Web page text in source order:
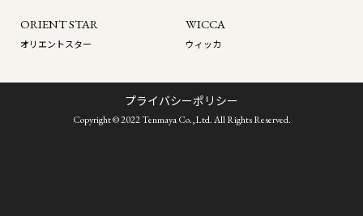
ORIENT STAR
オリエントスター
WICCA
ウィッカ
プライバシーポリシー
Copyright © 2022 Tenmaya Co.,Ltd. All Rights Reserved.